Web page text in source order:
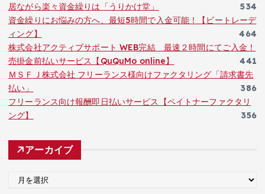
居ながら楽々資金繰りは「うりかけ堂」
534
資金繰りにお悩みの方へ、最短5時間で入金可能！【ビートレーデ
ィング】
464
株式会社アクティブサポート WEB完結 最速２時間にてご入金！
売掛金前払いサービス【QuQuMo online】
441
ＭＳＦＪ株式会社 フリーランス様向けファクタリング「請求書先
払い」
386
フリーランス向け報酬即日払いサービス【ペイトナーファクタリ
ング】
356
アーカイブ